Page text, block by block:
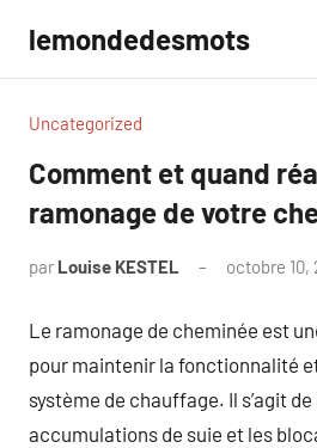
contenu
lemondedesmots
Uncategorized
Comment et quand
ramonage de votre
par Louise KESTEL octobre 10,
Le ramonage de cheminée est
pour maintenir la fonctionnalité
système de chauffage. Il s’agit
accumulations de suie et les